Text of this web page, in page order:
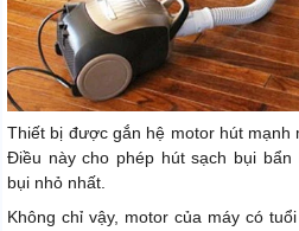
Thiết bị được gắn hệ motor hút mạnh
Điều này cho phép hút sạch bụi
bụi nhỏ nhất.
Không chỉ vậy, motor của máy có